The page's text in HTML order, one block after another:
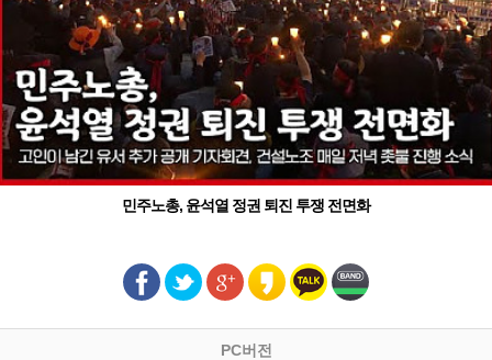
민주노총, 윤석열 정권 퇴진 투쟁 전면화
PC버전